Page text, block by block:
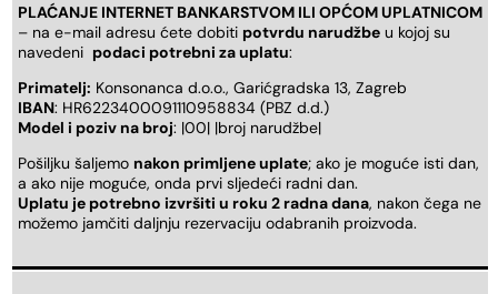
PLAĆANJE INTERNET BANKARSTVOM ILI OPĆOM UPLATNICOM
– na e-mail adresu ćete dobiti potvrdu narudžbe u kojoj su
navedeni podaci potrebni za uplatu:
Primatelj: Konsonanca d.o.o., Garićgradska 13, Zagreb
IBAN: HR6223400091110958834 (PBZ d.d.)
Model i poziv na broj: |00| |broj narudžbe|
Pošiljku šaljemo nakon primljene uplate; ako je moguće isti dan,
a ako nije moguće, onda prvi sljedeći radni dan.
Uplatu je potrebno izvršiti u roku 2 radna dana, nakon čega ne
možemo jamčiti daljnju rezervaciju odabranih proizvoda.